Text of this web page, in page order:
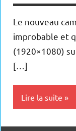
Le nouveau
improbable et
(1920×1080)
[…]
Lire la suite